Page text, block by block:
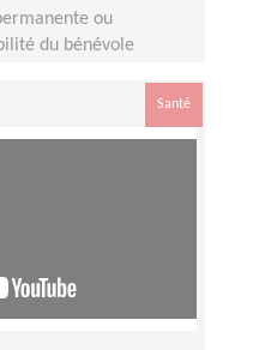
ou
du bénévole
Santé